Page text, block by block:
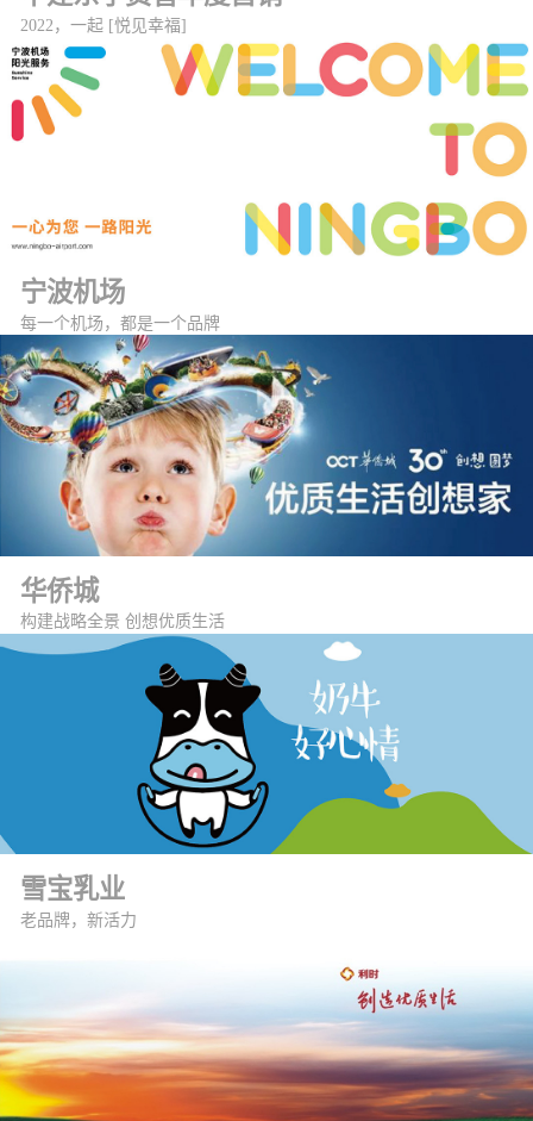
2022，一起 [悦见幸福]
宁波机场
每一个机场，都是一个品牌
华侨城
构建战略全景 创想优质生活
雪宝乳业
老品牌，新活力